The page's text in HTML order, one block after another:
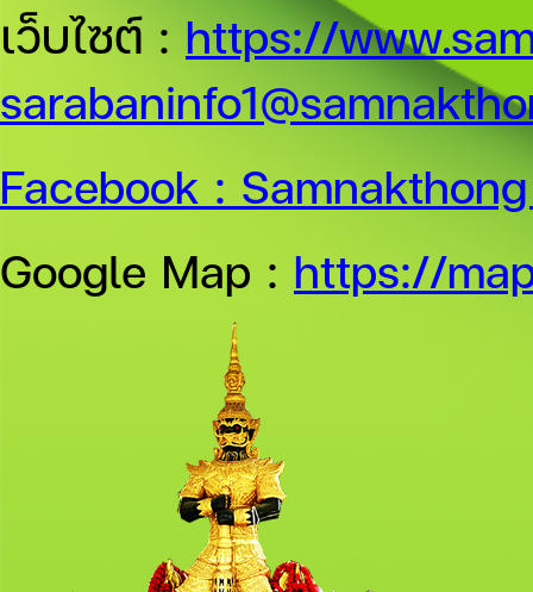
เว็บไซต์ : https://
Facebook :
Google Map : https://